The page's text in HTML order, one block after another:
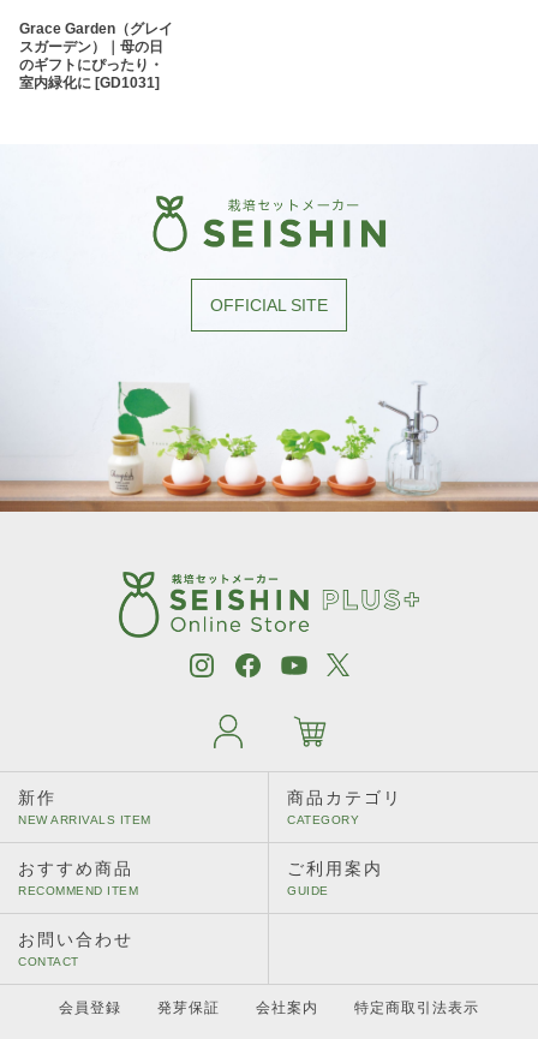
Grace Garden（グレイ
スガーデン）｜母の日
のギフトにぴったり・
室内緑化に [GD1031]
OFFICIAL SITE
新作 商品カテゴリ
おすすめ商品 ご利用案内
お問い合わせ
会員登録 発芽保証 会社案内 特定商取引法表示